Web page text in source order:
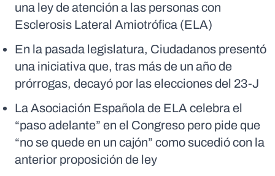
una ley de atención a las personas con
Esclerosis Lateral Amiotrófica (ELA)
En la pasada legislatura, Ciudadanos presentó
una iniciativa que, tras más de un año de
prórrogas, decayó por las elecciones del 23-J
La Asociación Española de ELA celebra el
“paso adelante” en el Congreso pero pide que
“no se quede en un cajón” como sucedió con la
anterior proposición de ley